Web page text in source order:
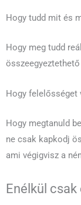
Hogy tudd mit és
Hogy meg tudd
Hogy felelősséget
Hogy megtanuld
ne csak kapkodj
ami végigvisz a
Enélkül